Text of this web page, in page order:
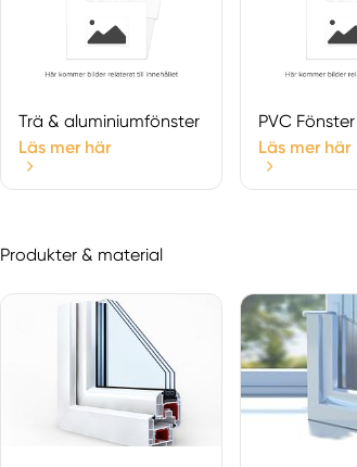
Trä & aluminiumfönster
Läs mer här
PVC Fönster
Läs mer här
Produkter & material